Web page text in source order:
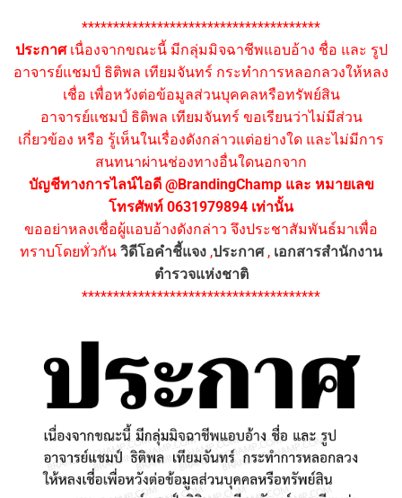
**************************************
ประกาศเนื่องจากขณะนี้ มีกลุ่มมิจฉาชีพแอบอ้าง ชื่อ และ รูป
อาจารย์แชมป์ ธิติพล เทียมจันทร์ กระทำการหลอกลวงให้หลง
เชื่อ เพื่อหวังต่อข้อมูลส่วนบุคคลหรือทรัพย์สิน
อาจารย์แชมป์ ธิติพล เทียมจันทร์ ขอเรียนว่าไม่มีส่วน
เกี่ยวข้อง หรือ รู้เห็นในเรื่องดังกล่าวแต่อย่างใด และไม่มีการ
สนทนาผ่านช่องทางอื่นใดนอกจาก
บัญชีทางการไลน์ไอดี @BrandingChamp และ หมายเลข
โทรศัพท์ 0631979894 เท่านั้น
ขออย่าหลงเชื่อผู้แอบอ้างดังกล่าว จึงประชาสัมพันธ์มาเพื่อ
ทราบโดยทั่วกัน วิดีโอคำชี้แจง ,ประกาศ, เอกสารสำนักงาน
ตำรวจแห่งชาติ
**************************************